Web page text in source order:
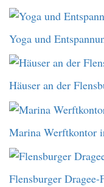
Yoga und
Häuser an der
Marina Werftkontor
Flensburger